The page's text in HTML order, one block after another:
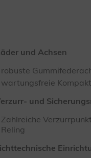
und Achsen
robuste
wartungsfreie
und
Zahlreiche
Reling